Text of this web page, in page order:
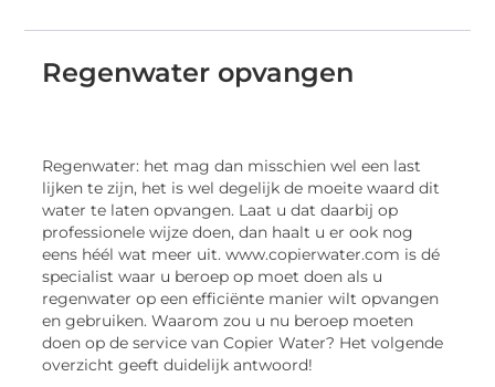
Regenwater opvangen
Regenwater: het mag dan misschien wel een last
lijken te zijn, het is wel degelijk de moeite waard dit
water te laten opvangen. Laat u dat daarbij op
professionele wijze doen, dan haalt u er ook nog
eens héél wat meer uit. www.copierwater.com is dé
specialist waar u beroep op moet doen als u
regenwater op een efficiënte manier wilt opvangen
en gebruiken. Waarom zou u nu beroep moeten
doen op de service van Copier Water? Het volgende
overzicht geeft duidelijk antwoord!